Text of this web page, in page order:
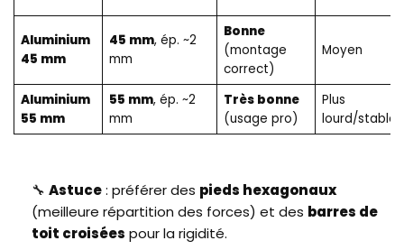
Aluminium
45 mm
45 mm, ép. ~2
mm
Bonne
(montage
correct)
Moyen
Aluminium
55 mm
55 mm, ép. ~2
mm
Très bonne
(usage pro)
Plus
lourd/stable
🔧 Astuce: préférer des pieds hexagonaux
(meilleure répartition des forces) et des barres de
toit croisées pour la rigidité.